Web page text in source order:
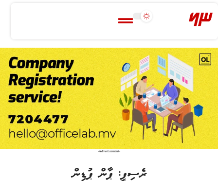
-Advertisement-
ރެސިޕީ: ޕާން ޕުޑިން